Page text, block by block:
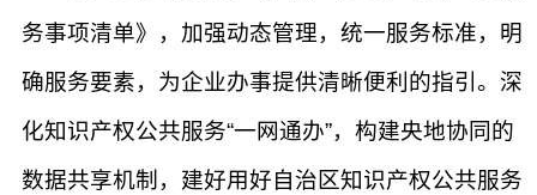
务事项清单》，加强动态管理，统一服务标准，明
确服务要素，为企业办事提供清晰便利的指引。深
化知识产权公共服务“一网通办”，构建央地协同的
数据共享机制，建好用好自治区知识产权公共服务